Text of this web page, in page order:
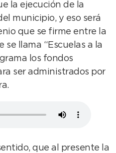
la ejecución de la
municipio, y eso será
que se firme entre la
se llama “Escuelas a la
los fondos
ser administrados por
que al presente la